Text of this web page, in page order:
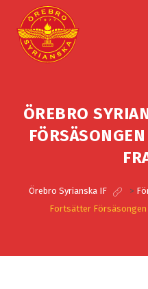
ÖREBRO
Örebro Syrianska IF >
Fortsätter